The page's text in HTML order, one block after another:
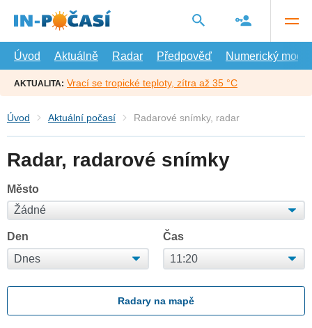
hlavní
Úvod
Aktuálně Radar Předpověď Numerický model
AKTUALITA: Vrací se tropické teploty, zítra až 35 °C
Úvod Aktuální počasí Radarové snímky, radar
Radar, radarové snímky
Město
Den Čas
Radary na mapě